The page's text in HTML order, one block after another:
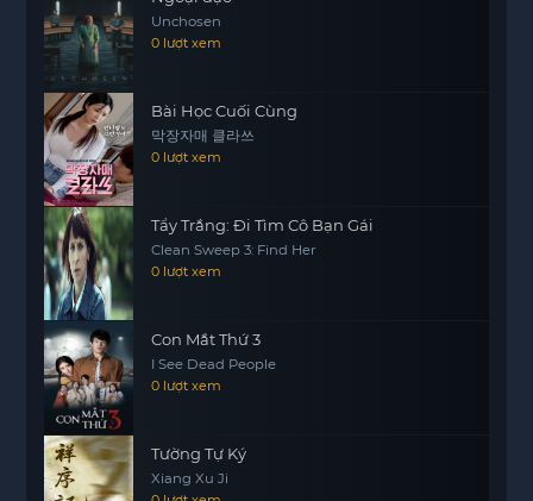
tình yêu và sự kiên trì trong cuộc sống. Qua
những thách thức và khó khăn, cả hai đã học
được rằng đôi khi, để theo đuổi ước mơ và tình
yêu, người ta cần phải mạnh mẽ hơn bao giờ hết.
Giữa Cơn Bão Tuyết không chỉ là một bộ phim về
bida mà còn là một thông điệp về việc theo đuổi
giấc mơ và tình yêu trong cuộc sống, dù có phải
đối mặt với những cơn bão tuyết lạnh giá hay
không.
Unchosen
0 lượt xem
Bài Học Cuối Cùng
막장자매 클라쓰
0 lượt xem
Tẩy Trắng: Đi Tìm Cô Bạn Gái
Clean Sweep 3: Find Her
0 lượt xem
Con Mắt Thứ 3
I See Dead People
0 lượt xem
Tường Tự Ký
Xiang Xu Ji